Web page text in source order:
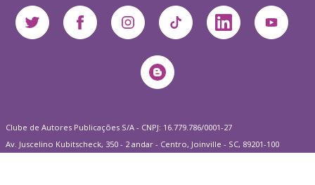
Clube de Autores Publicações S/A - CNPJ: 16.779.786/0001-27
Av. Juscelino Kubitscheck, 350 - 2 andar - Centro, Joinville - SC, 89201-100